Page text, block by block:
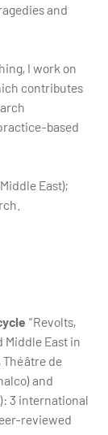
and
I work on
contributes
based
East);
“Revolts,
East in
Théâtre de
and
3 international
reviewed